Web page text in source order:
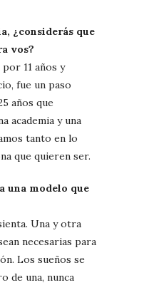
¿considerás que
vos?
11 años y
fue un paso
años que
academia y una
tanto en lo
que quieren ser.
una modelo que
Una y otra
necesarias para
Los sueños se
de una, nunca